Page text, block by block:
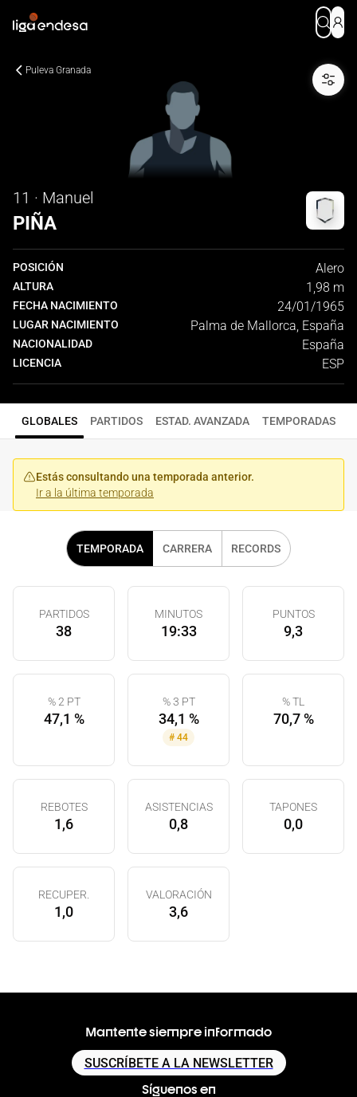
Puleva Granada
11 · Manuel
PIÑA
POSICIÓN Alero
ALTURA 1,98 m
FECHA NACIMIENTO 24/01/1965
LUGAR NACIMIENTO Palma de Mallorca, España
NACIONALIDAD España
LICENCIA ESP
GLOBALES PARTIDOS ESTAD. AVANZADA TEMPORADAS
Estás consultando una temporada anterior.
Ir a la última temporada
TEMPORADA CARRERA RECORDS
PARTIDOS
38
MINUTOS
19:33
PUNTOS
9,3
% 2 PT
47,1 %
% 3 PT
34,1 %
# 44
% TL
70,7 %
REBOTES
1,6
ASISTENCIAS
0,8
TAPONES
0,0
RECUPER.
1,0
VALORACIÓN
3,6
Mantente siempre informado
SUSCRÍBETE A LA NEWSLETTER
Síguenos en